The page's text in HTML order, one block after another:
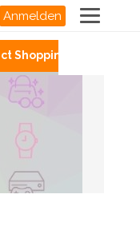
Anmelden
Shopping